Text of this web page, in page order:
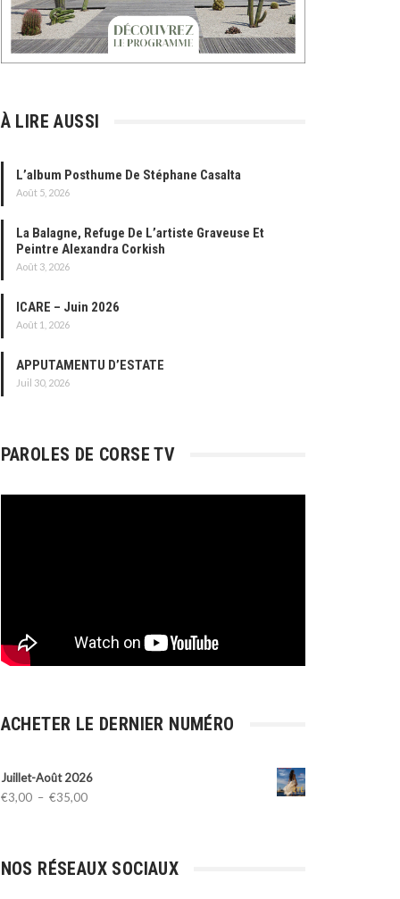
À LIRE AUSSI
L’album Posthume De Stéphane Casalta
Août 5, 2026
La Balagne, Refuge De L’artiste Graveuse Et
Peintre Alexandra Corkish
Août 3, 2026
ICARE – Juin 2026
Août 1, 2026
APPUTAMENTU D’ESTATE
Juil 30, 2026
PAROLES DE CORSE TV
ACHETER LE DERNIER NUMÉRO
Juillet-Août 2026
€3,00 – €35,00Plage
à
NOS RÉSEAUX SOCIAUX